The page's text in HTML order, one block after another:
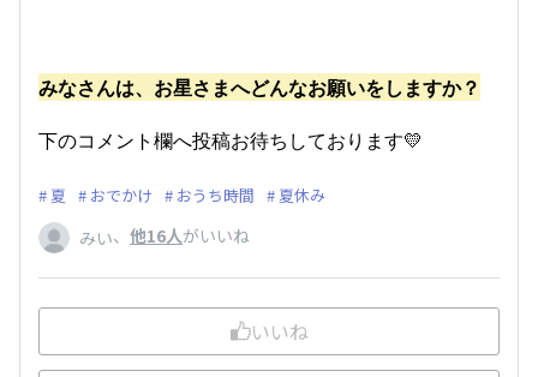
みなさんは、お星さまへどんなお願いをしますか？
下のコメント欄へ投稿お待ちしております💛
夏 おでかけ おうち時間 夏休み
みい、 他16人がいいね
いいね